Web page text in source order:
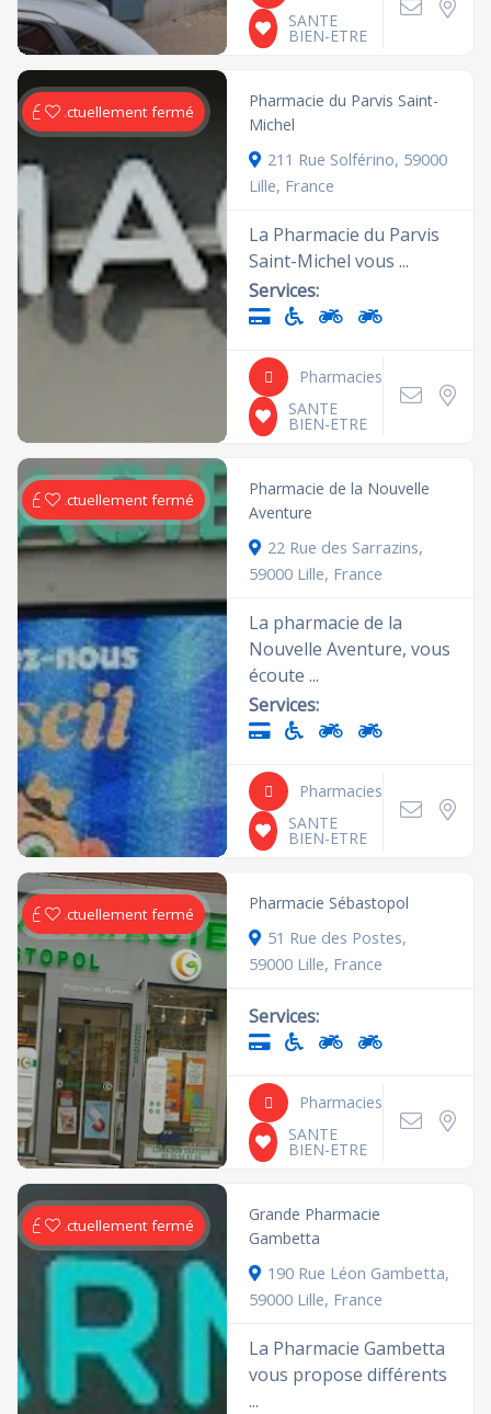
SANTE
BIEN-ETRE
Actuellement fermé
Pharmacie du Parvis Saint-
Michel
211 Rue Solférino, 59000
Lille, France
La Pharmacie du Parvis
Saint-Michel vous ...
Services:
Pharmacies
SANTE
BIEN-ETRE
Actuellement fermé
Pharmacie de la Nouvelle
Aventure
22 Rue des Sarrazins,
59000 Lille, France
La pharmacie de la
Nouvelle Aventure, vous
écoute ...
Services:
Pharmacies
SANTE
BIEN-ETRE
Actuellement fermé
Pharmacie Sébastopol
51 Rue des Postes,
59000 Lille, France
Services:
Pharmacies
SANTE
BIEN-ETRE
Actuellement fermé
Grande Pharmacie
Gambetta
190 Rue Léon Gambetta,
59000 Lille, France
La Pharmacie Gambetta
vous propose différents
...